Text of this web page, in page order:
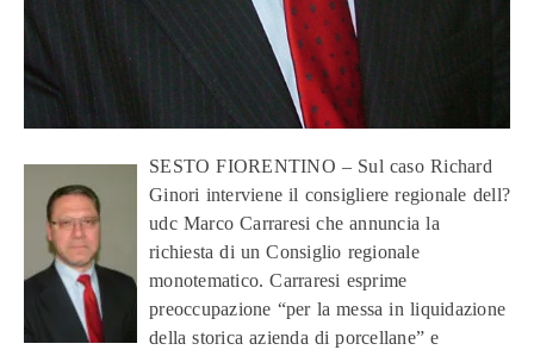
SESTO FIORENTINO – Sul caso Richard
Ginori interviene il consigliere regionale dell?
udc Marco Carraresi che annuncia la
richiesta di un Consiglio regionale
monotematico. Carraresi esprime
preoccupazione “per la messa in liquidazione
della storica azienda di porcellane” e